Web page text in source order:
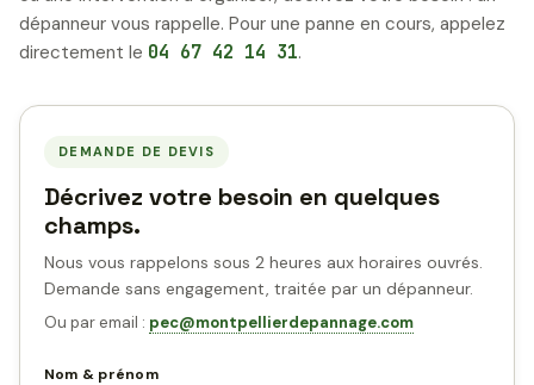
dépanneur vous rappelle. Pour une panne en cours, appelez
directement le 04 67 42 14 31.
DEMANDE DE DEVIS
Décrivez votre besoin en quelques
champs.
Nous vous rappelons sous 2 heures aux horaires ouvrés.
Demande sans engagement, traitée par un dépanneur.
Ou par email : pec@montpellierdepannage.com
Nom & prénom